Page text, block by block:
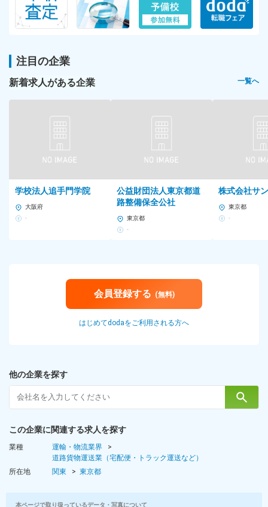
注目の企業
新着求人がある企業 一覧へ
学校法人追手門学院
大阪府
-
公益財団法人東京都道
路整備保全公社
東京都
-
株式会社サ
東京都
-
会員登録する (無料)
はじめてdodaをご利用される方へ
他の企業を探す
この企業に関連する求人を探す
業種
運輸・物流業界
道路貨物運送業（宅配便・トラック運送など）
所在地
関東 東京都
本ページで取り扱っているデータ・写真について